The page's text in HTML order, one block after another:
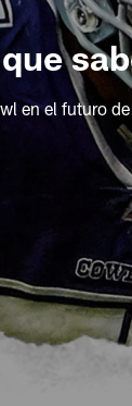
en el futuro de